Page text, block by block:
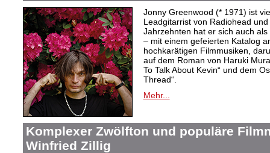
Jonny Greenwood (* 1971) ist
Leadgitarrist von Radiohead
Jahrzehnten hat er sich auch
– mit einem gefeierten Katalog
hochkarätigen Filmmusiken,
auf dem Roman von Haruki
To Talk About Kevin“ und dem
Thread“.
Mehr...
Komplexer Zwölfton und populäre
Winfried Zillig